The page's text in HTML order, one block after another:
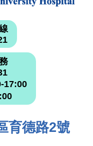
17:00
育德路2號